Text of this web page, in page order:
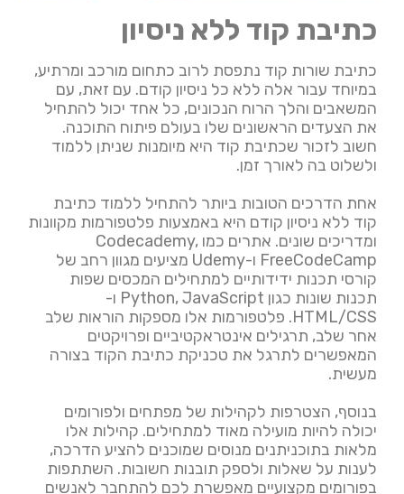
כתיבת קוד ללא ניסיון
כתיבת שורות קוד נתפסת לרוב כתחום מורכב ומרתיע,
במיוחד עבור אלה ללא כל ניסיון קודם. עם זאת, עם
המשאבים והלך הרוח הנכונים, כל אחד יכול להתחיל
את הצעדים הראשונים שלו בעולם פיתוח התוכנה.
חשוב לזכור שכתיבת קוד היא מיומנות שניתן ללמוד
ולשלוט בה לאורך זמן.
אחת הדרכים הטובות ביותר להתחיל ללמוד כתיבת
קוד ללא ניסיון קודם היא באמצעות פלטפורמות מקוונות
ומדריכים שונים. אתרים כמו Codecademy,
FreeCodeCamp ו-Udemy מציעים מגוון רחב של
קורסי תכנות ידידותיים למתחילים המכסים שפות
תכנות שונות כגון Python, JavaScript ו-
HTML/CSS. פלטפורמות אלו מספקות הוראות שלב
אחר שלב, תרגילים אינטראקטיביים ופרויקטים
המאפשרים לתרגל את טכניקת כתיבת הקוד בצורה
מעשית.
בנוסף, הצטרפות לקהילות של מפתחים ולפורומים
יכולה להיות מועילה מאוד למתחילים. קהילות אלו
מלאות בתוכניתנים מנוסים שמוכנים להציע הדרכה,
לענות על שאלות ולספק תובנות חשובות. השתתפות
בפורומים מקצועיים מאפשרת לכם להתחבר לאנשים